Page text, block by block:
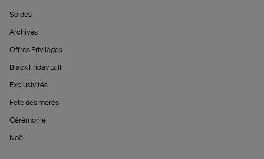
Soldes
Archives
Offres Privilèges
Black Friday Lulli
Exclusivités
Fête des mères
Cérémonie
Noël